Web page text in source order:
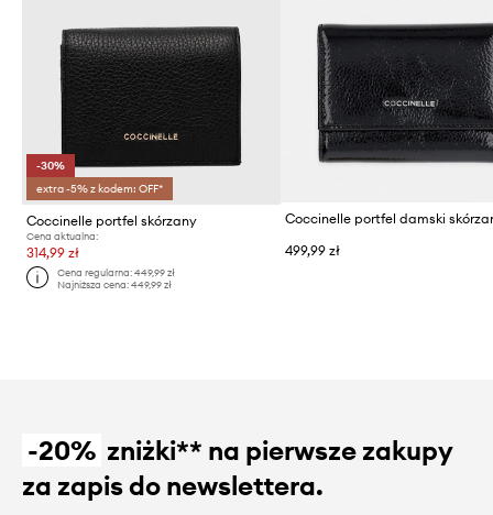
-30%
extra -5% z kodem: OFF*
Coccinelle portfel skórzany
Cena aktualna:
314,99 zł
Cena regularna:449,99 zł
Najniższa cena:449,99 zł
Coccinelle portfel damski
499,99 zł
-20% zniżki** na pierwsze zakupy
za zapis do newslettera.